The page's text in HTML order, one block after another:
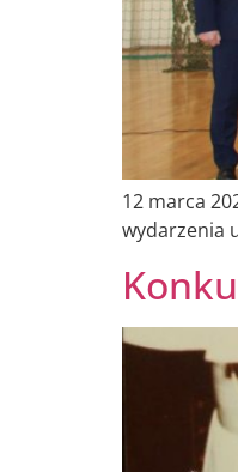
12 marca
wydarzenia